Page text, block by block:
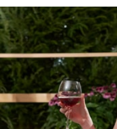
TOP 日用品・雑貨